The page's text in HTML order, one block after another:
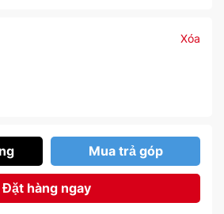
Xóa
Mua trả góp
Đặt hàng ngay